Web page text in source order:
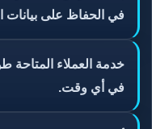
في الحفاظ على بيانات
خدمة العملاء المتاحة
في أي وقت.